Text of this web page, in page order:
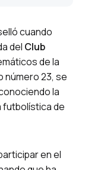
cuando
del Club
de la
número 23, se
la
futbolística de
en el